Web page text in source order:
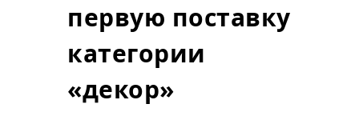
первую поставку
категории
«декор»